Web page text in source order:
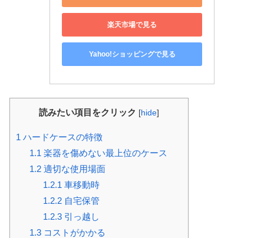
楽天市場で見る
Yahoo!ショッピングで見る
読みたい項目をクリック [hide]
1 ハードケースの特徴
1.1 楽器を傷めない最上位のケース
1.2適切な使用場面
1.2.1 車移動時
1.2.2自宅保管
1.2.3引っ越し
1.3コストがかかる